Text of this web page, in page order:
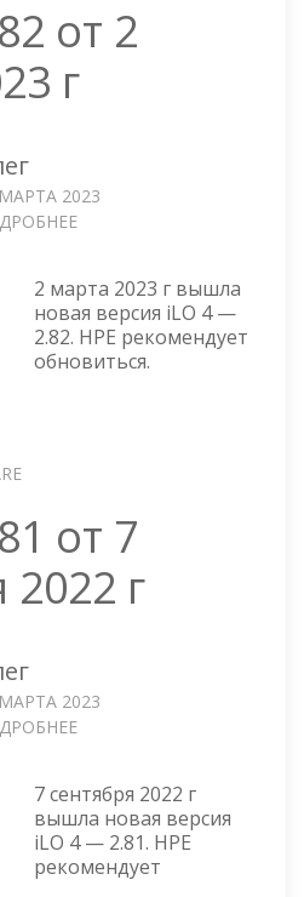
от 2
г
2023
V
2.82
ОТ
2
2 марта 2023 г вышла
новая версия iLO 4 —
2.82. HPE рекомендует
обновиться.
от 7
2022 г
2023
V
2.81
ОТ
7
7 сентября 2022 г
вышла новая версия
iLO 4 — 2.81. HPE
рекомендует